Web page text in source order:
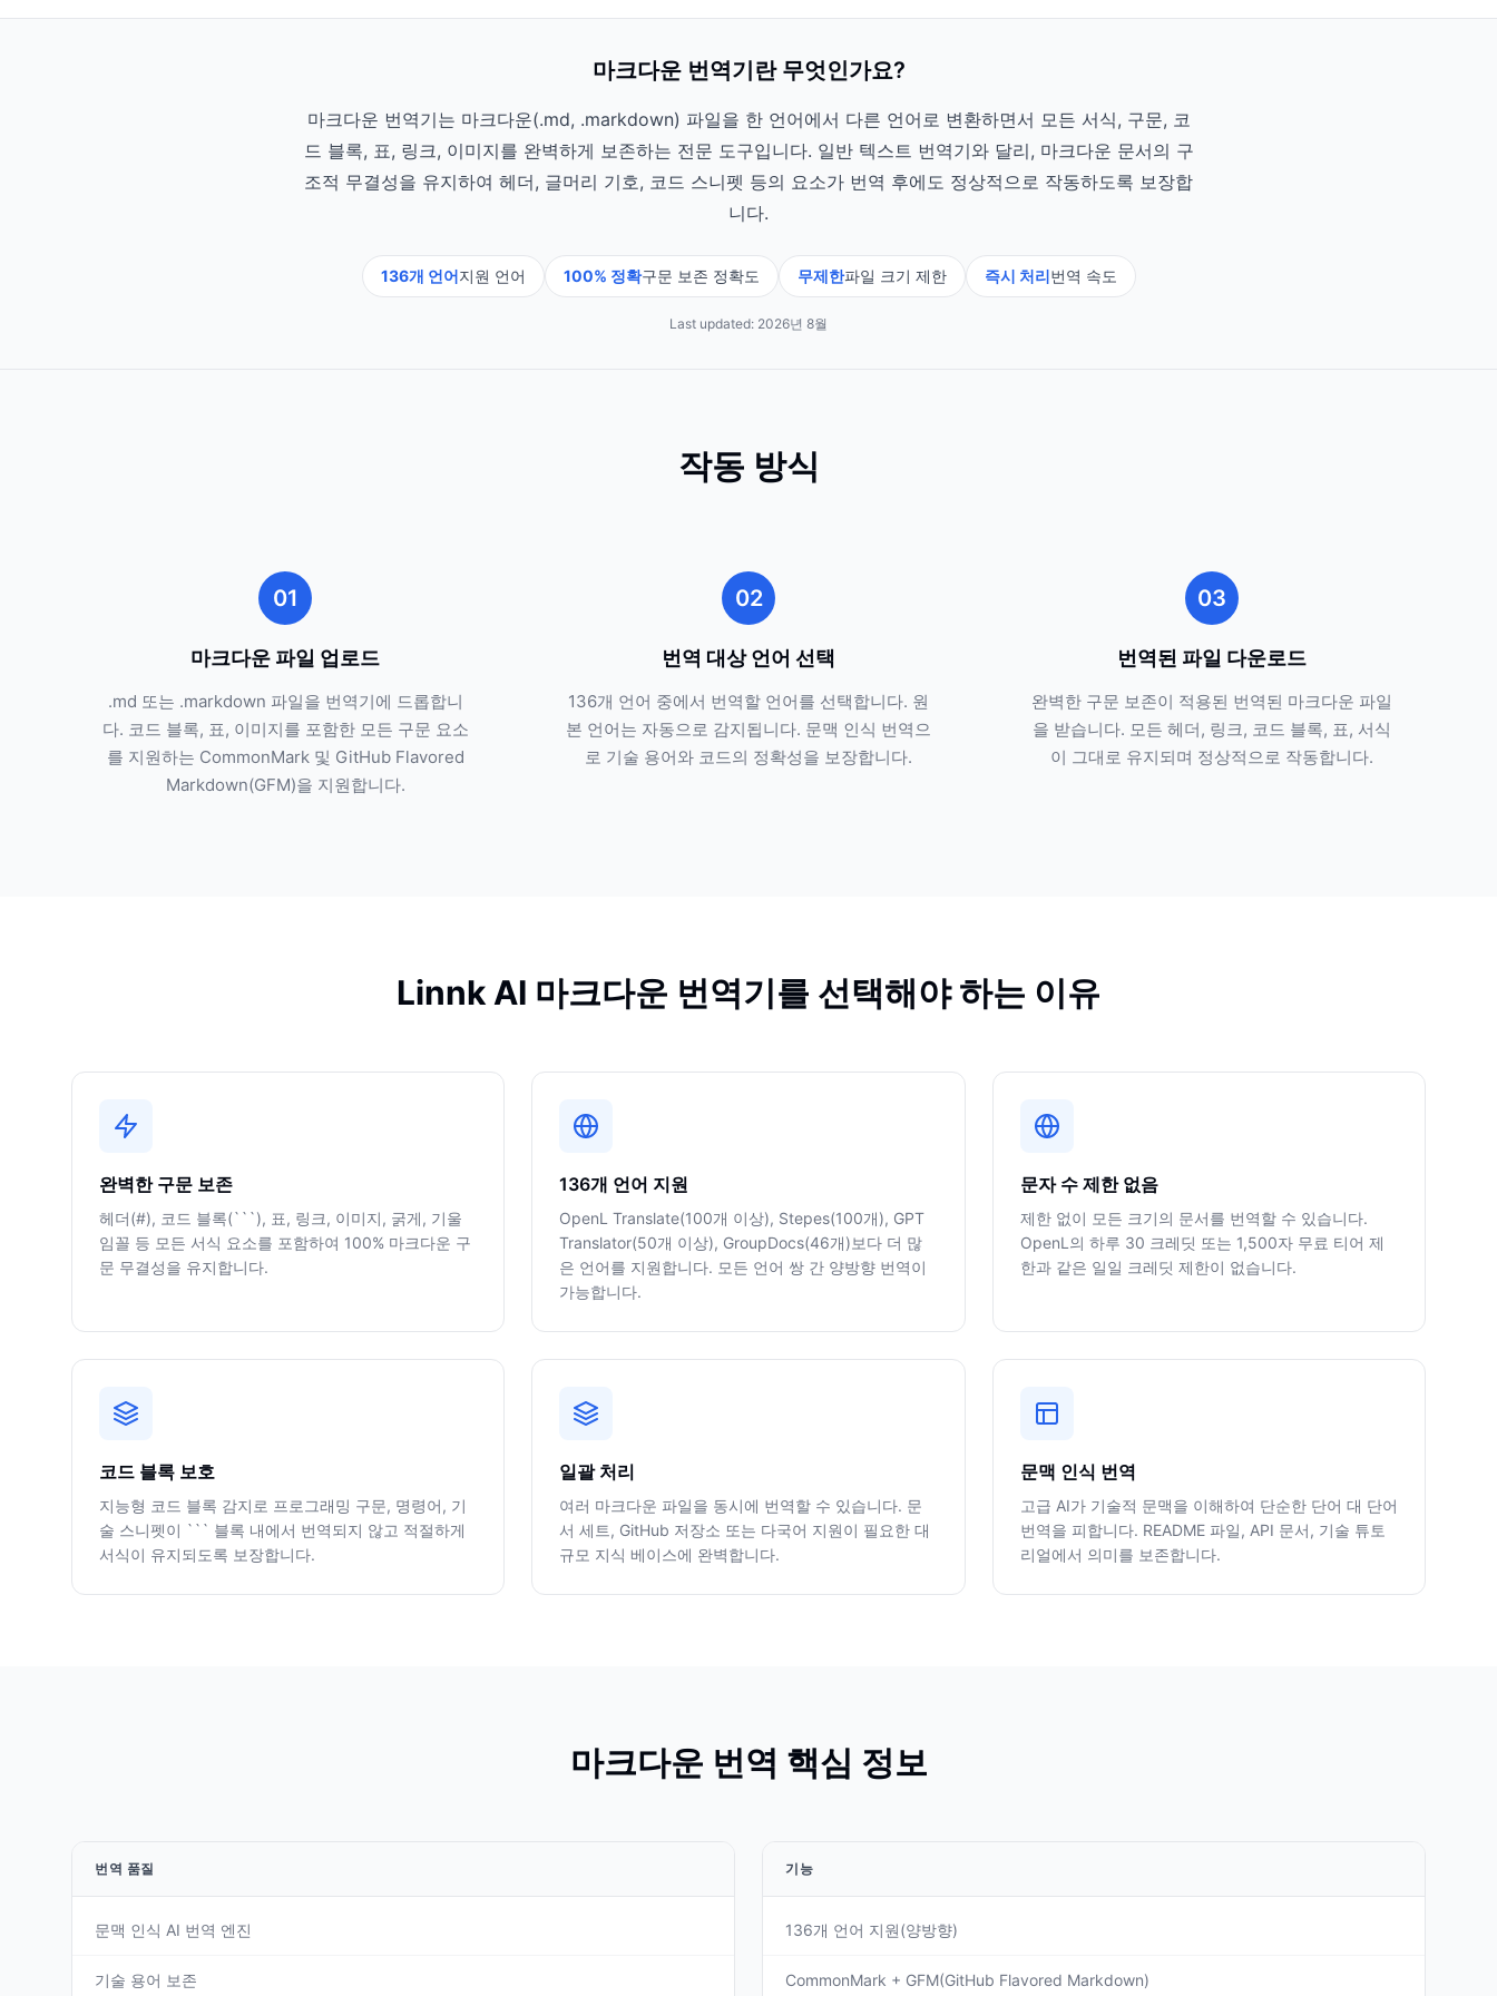
마크다운 번역기란 무엇인가요?
마크다운 번역기는 마크다운(.md, .markdown) 파일을 한 언어에서 다른 언어로 변환하면서 모든 서식, 구문, 코
드 블록, 표, 링크, 이미지를 완벽하게 보존하는 전문 도구입니다. 일반 텍스트 번역기와 달리, 마크다운 문서의 구
조적 무결성을 유지하여 헤더, 글머리 기호, 코드 스니펫 등의 요소가 번역 후에도 정상적으로 작동하도록 보장합
니다.
136개 언어지원 언어 100% 정확구문 보존 정확도 무제한파일 크기 제한 즉시 처리번역 속도
Last updated: 2026년 8월
작동 방식
01
마크다운 파일 업로드
.md 또는 .markdown 파일을 번역기에 드롭합니
다. 코드 블록, 표, 이미지를 포함한 모든 구문 요소
를 지원하는 CommonMark 및 GitHub Flavored
Markdown(GFM)을 지원합니다.
02
번역 대상 언어 선택
136개 언어 중에서 번역할 언어를 선택합니다. 원
본 언어는 자동으로 감지됩니다. 문맥 인식 번역으
로 기술 용어와 코드의 정확성을 보장합니다.
03
번역된 파일 다운로드
완벽한 구문 보존이 적용된 번역된 마크다운 파일
을 받습니다. 모든 헤더, 링크, 코드 블록, 표, 서식
이 그대로 유지되며 정상적으로 작동합니다.
Linnk AI 마크다운 번역기를 선택해야 하는 이유
완벽한 구문 보존
헤더(#), 코드 블록(```), 표, 링크, 이미지, 굵게, 기울
임꼴 등 모든 서식 요소를 포함하여 100% 마크다운 구
문 무결성을 유지합니다.
136개 언어 지원
OpenL Translate(100개 이상), Stepes(100개), GPT
Translator(50개 이상), GroupDocs(46개)보다 더 많
은 언어를 지원합니다. 모든 언어 쌍 간 양방향 번역이
가능합니다.
문자 수 제한 없음
제한 없이 모든 크기의 문서를 번역할 수 있습니다.
OpenL의 하루 30 크레딧 또는 1,500자 무료 티어 제
한과 같은 일일 크레딧 제한이 없습니다.
코드 블록 보호
지능형 코드 블록 감지로 프로그래밍 구문, 명령어, 기
술 스니펫이 ``` 블록 내에서 번역되지 않고 적절하게
서식이 유지되도록 보장합니다.
일괄 처리
여러 마크다운 파일을 동시에 번역할 수 있습니다. 문
서 세트, GitHub 저장소 또는 다국어 지원이 필요한 대
규모 지식 베이스에 완벽합니다.
문맥 인식 번역
고급 AI가 기술적 문맥을 이해하여 단순한 단어 대 단어
번역을 피합니다. README 파일, API 문서, 기술 튜토
리얼에서 의미를 보존합니다.
마크다운 번역 핵심 정보
번역 품질
문맥 인식 AI 번역 엔진
기술 용어 보존
기능
136개 언어 지원(양방향)
CommonMark + GFM(GitHub Flavored Markdown)